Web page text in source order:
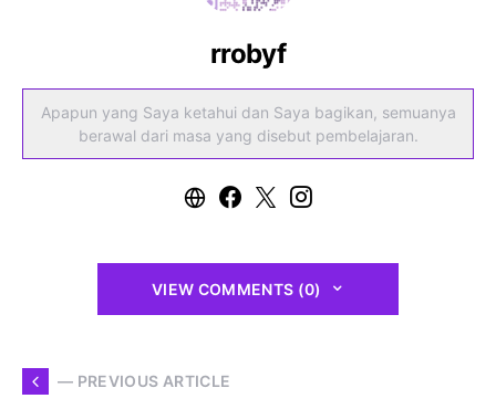
rrobyf
Apapun yang Saya ketahui dan Saya bagikan, semuanya
berawal dari masa yang disebut pembelajaran.
VIEW COMMENTS (0)
— PREVIOUS ARTICLE